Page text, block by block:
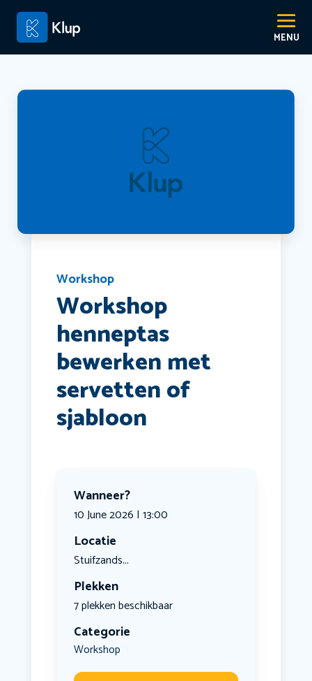
Workshop
Workshop
henneptas
bewerken met
servetten of
sjabloon
Wanneer?
10 June 2026 | 13:00
Locatie
Stuifzands...
Plekken
7 plekken beschikbaar
Categorie
Workshop